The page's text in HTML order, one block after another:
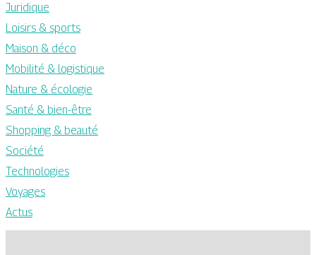
Juridique
Loisirs & sports
Maison & déco
Mobilité & logistique
Nature & écologie
Santé & bien-être
Shopping & beauté
Société
Technologies
Voyages
Actus